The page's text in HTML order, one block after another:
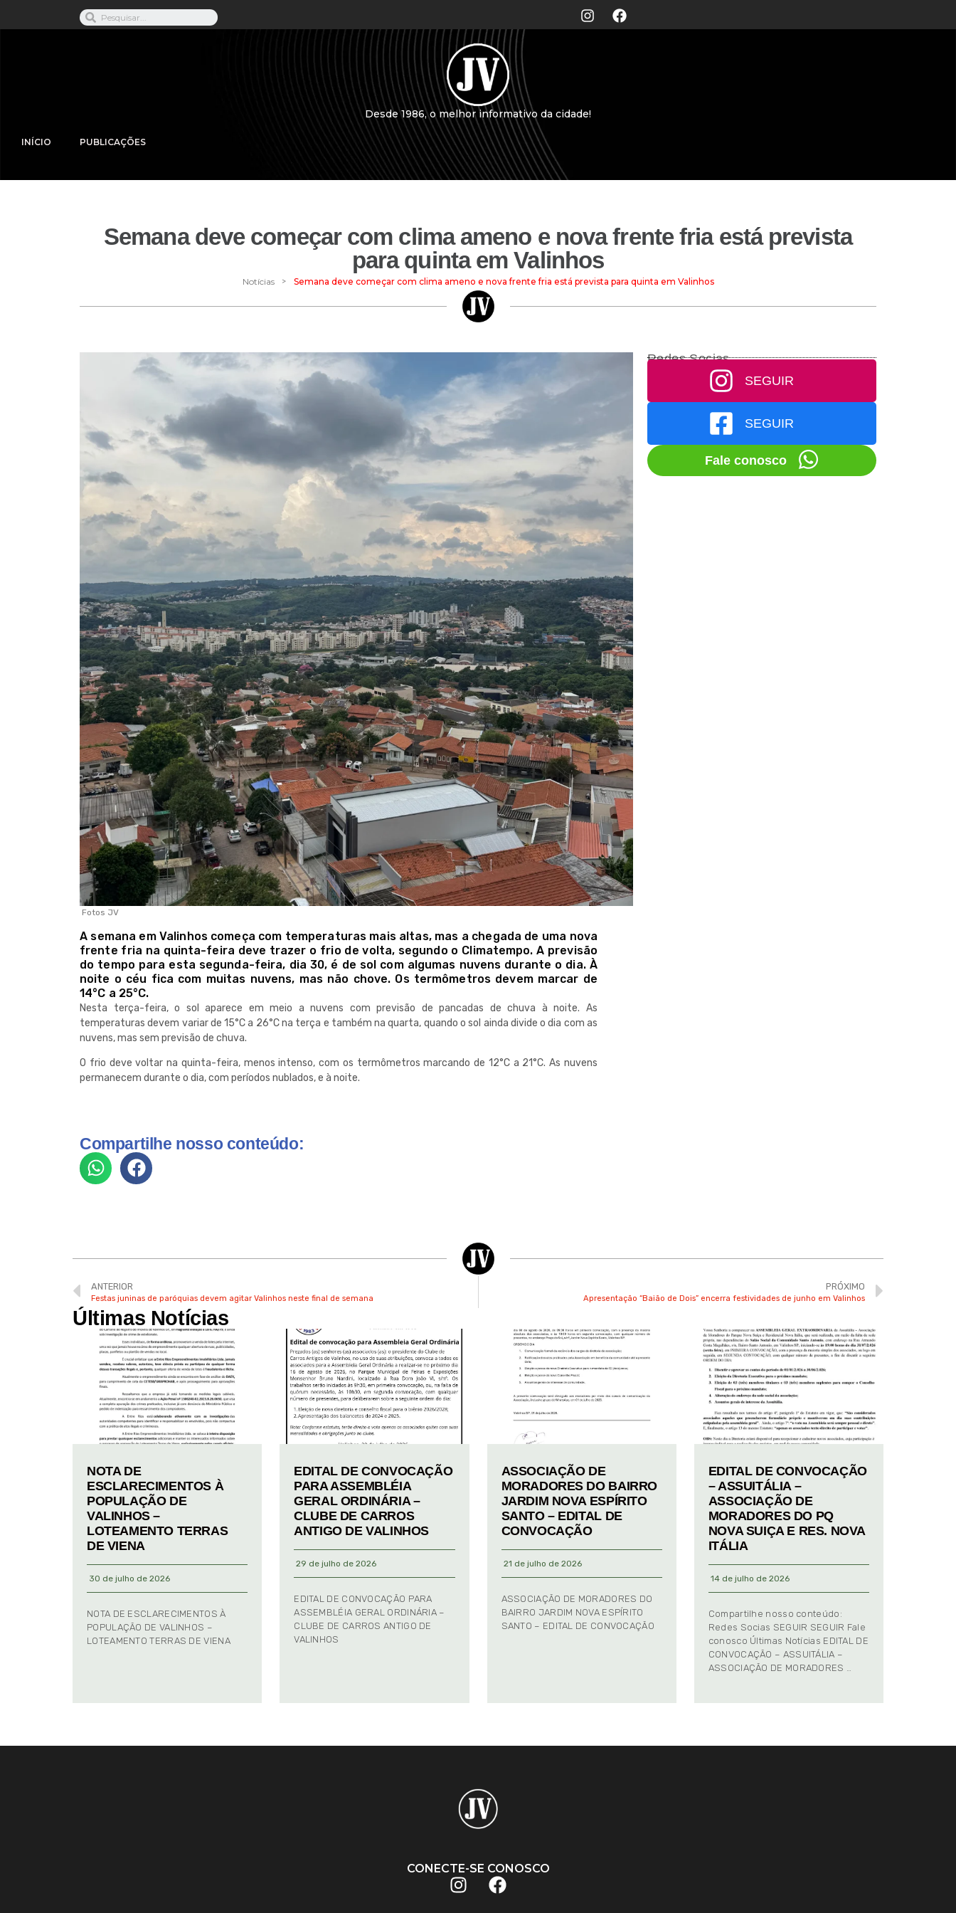
Desde 1986, o melhor informativo da cidade!
INÍCIO PUBLICAÇÕES
Semana deve começar com clima ameno e nova frente fria está prevista
para quinta em Valinhos
Notícias > Semana deve começar com clima ameno e nova frente fria está prevista para quinta em Valinhos
Fotos JV
A semana em Valinhos começa com temperaturas mais altas, mas a chegada de uma nova
frente fria na quinta-feira deve trazer o frio de volta, segundo o Climatempo. A previsão
do tempo para esta segunda-feira, dia 30, é de sol com algumas nuvens durante o dia. À
noite o céu fica com muitas nuvens, mas não chove. Os termômetros devem marcar de
14°C a 25°C.
Nesta terça-feira, o sol aparece em meio a nuvens com previsão de pancadas de chuva à noite. As
temperaturas devem variar de 15°C a 26°C na terça e também na quarta, quando o sol ainda divide o dia com as
nuvens, mas sem previsão de chuva.
O frio deve voltar na quinta-feira, menos intenso, com os termômetros marcando de 12°C a 21°C. As nuvens
permanecem durante o dia, com períodos nublados, e à noite.
Compartilhe nosso conteúdo:
Redes Socias
SEGUIR
SEGUIR
Fale conosco
ANTERIOR
Festas juninas de paróquias devem agitar Valinhos neste final de semana
PRÓXIMO
Apresentação “Baião de Dois” encerra festividades de junho em Valinhos
Últimas Notícias
NOTA DE
ESCLARECIMENTOS À
POPULAÇÃO DE
VALINHOS –
LOTEAMENTO TERRAS
DE VIENA
30 de julho de 2026
NOTA DE ESCLARECIMENTOS À
POPULAÇÃO DE VALINHOS –
LOTEAMENTO TERRAS DE VIENA
EDITAL DE CONVOCAÇÃO
PARA ASSEMBLÉIA
GERAL ORDINÁRIA –
CLUBE DE CARROS
ANTIGO DE VALINHOS
29 de julho de 2026
EDITAL DE CONVOCAÇÃO PARA
ASSEMBLÉIA GERAL ORDINÁRIA –
CLUBE DE CARROS ANTIGO DE
VALINHOS
ASSOCIAÇÃO DE
MORADORES DO BAIRRO
JARDIM NOVA ESPÍRITO
SANTO – EDITAL DE
CONVOCAÇÃO
21 de julho de 2026
ASSOCIAÇÃO DE MORADORES DO
BAIRRO JARDIM NOVA ESPÍRITO
SANTO – EDITAL DE CONVOCAÇÃO
EDITAL DE CONVOCAÇÃO
– ASSUITÁLIA –
ASSOCIAÇÃO DE
MORADORES DO PQ
NOVA SUIÇA E RES. NOVA
ITÁLIA
14 de julho de 2026
Compartilhe nosso conteúdo:
Redes Socias SEGUIR SEGUIR Fale
conosco Últimas Notícias EDITAL DE
CONVOCAÇÃO – ASSUITÁLIA –
ASSOCIAÇÃO DE MORADORES …
CONECTE-SE CONOSCO